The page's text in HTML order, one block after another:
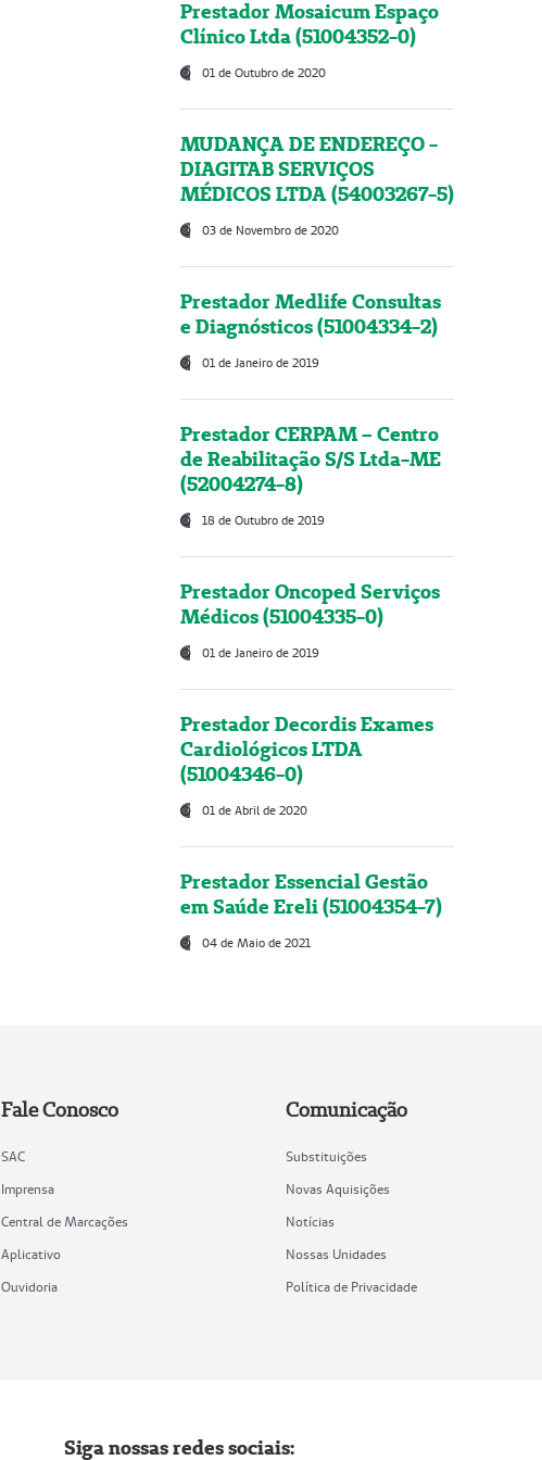
Prestador Mosaicum Espaço
Clínico Ltda (51004352-0)
01 de Outubro de 2020
MUDANÇA DE ENDEREÇO -
DIAGITAB SERVIÇOS
MÉDICOS LTDA (54003267-5)
03 de Novembro de 2020
Prestador Medlife Consultas
e Diagnósticos (51004334-2)
01 de Janeiro de 2019
Prestador CERPAM – Centro
de Reabilitação S/S Ltda-ME
(52004274-8)
18 de Outubro de 2019
Prestador Oncoped Serviços
Médicos (51004335-0)
01 de Janeiro de 2019
Prestador Decordis Exames
Cardiológicos LTDA
(51004346-0)
01 de Abril de 2020
Prestador Essencial Gestão
em Saúde Ereli (51004354-7)
04 de Maio de 2021
Fale Conosco
SAC
Imprensa
Central de Marcações
Aplicativo
Ouvidoria
Comunicação
Substituições
Novas Aquisições
Notícias
Nossas Unidades
Política de Privacidade
Siga nossas redes sociais: